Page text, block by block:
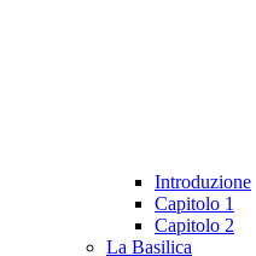
Introduzione
Capitolo 1
Capitolo 2
La Basilica